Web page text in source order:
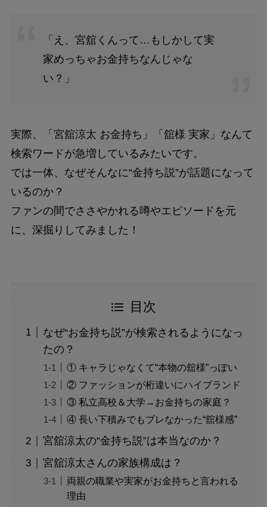
「え、宮舘くんって…もしかして実
家めっちゃお金持ちなんじゃな
い？」
実際、「宮舘涼太 お金持ち」「舘様 実家」なんて
検索ワードが急増しているみたいです。
では一体、なぜそんなに“金持ち説”が話題になって
いるのか？
ファンの間でささやかれる噂やエピソードを元
に、深掘りしてみました！
目次
なぜ“お金持ち説”が検索されるようになっ
たの？
① キャラじゃなくて“本物の舘様”っぽい
② ファッションが桁違いにハイブランド
③ 私立高校＆大学→お金持ちの家庭？
④ 長い下積みでもブレなかった“舘様感”
宮舘涼太の“金持ち説”は本当なのか？
宮舘涼太さんの家族構成は？
両親の職業や実家がお金持ちと言われる
理由